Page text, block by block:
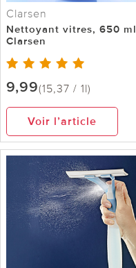
Clarsen
Nettoyant vitres, 650 ml
Clarsen
9,99(15,37 / 1l)
Voir l’article